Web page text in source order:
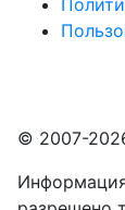
© 2007-